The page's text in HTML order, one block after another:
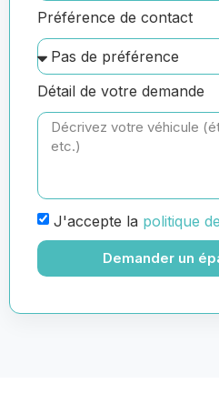
Préférence de contact
Détail de votre demande
J'accepte la politique
Demander un